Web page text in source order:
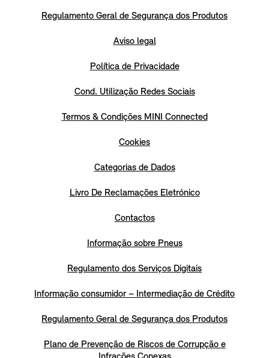
Regulamento Geral de Segurança dos Produtos
Aviso legal
Política de Privacidade
Cond. Utilização Redes Sociais
Termos & Condições MINI Connected
Cookies
Categorias de Dados
Livro De Reclamações Eletrónico
Contactos
Informação sobre Pneus
Regulamento dos Serviços Digitais
Informação consumidor – Intermediação de Crédito
Regulamento Geral de Segurança dos Produtos
Plano de Prevenção de Riscos de Corrupção e